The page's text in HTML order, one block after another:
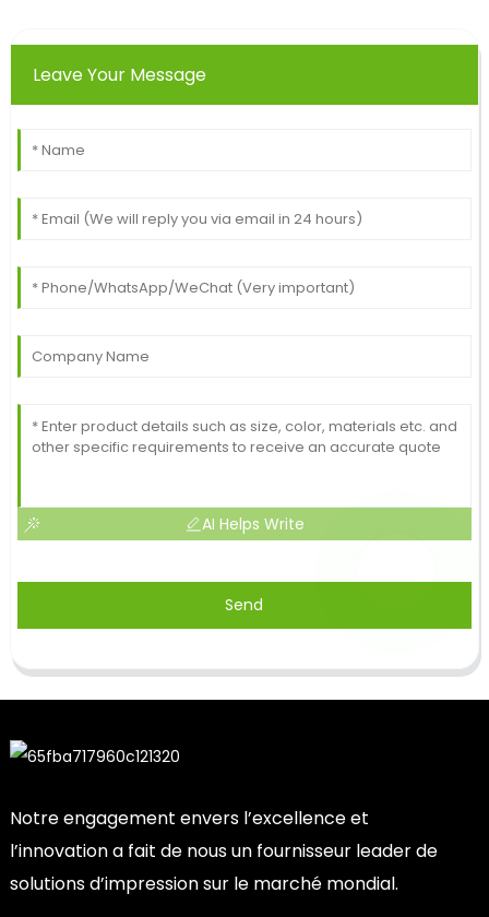
Leave Your Message
AI Helps Write
Send
Notre engagement envers l’excellence et
l’innovation a fait de nous un fournisseur leader de
solutions d’impression sur le marché mondial.